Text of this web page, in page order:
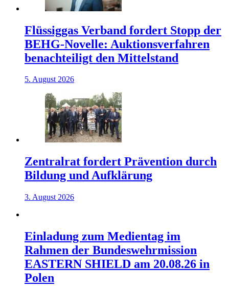
Flüssiggas Verband fordert Stopp der
BEHG-Novelle: Auktionsverfahren
benachteiligt den Mittelstand
5. August 2026
Zentralrat fordert Prävention durch
Bildung und Aufklärung
3. August 2026
Einladung zum Medientag im
Rahmen der Bundeswehrmission
EASTERN SHIELD am 20.08.26 in
Polen